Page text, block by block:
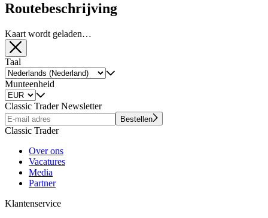
Routebeschrijving
Kaart wordt geladen…
Taal
Munteenheid
Classic Trader Newsletter
Bestellen
Classic Trader
Over ons
Vacatures
Media
Partner
Klantenservice